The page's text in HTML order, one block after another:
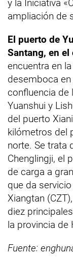
y la Iniciativa
ampliación de
El puerto de
Santang, en
encuentra en
desemboca
confluencia de
Yuanshui y
del puerto
kilómetros del
norte. Se trata
Chenglingji, el
de carga a
que da
Xiangtan
diez
la provincia de
Fuente: